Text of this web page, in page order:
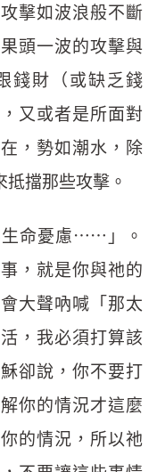
擊如波浪般不斷
頭一波的攻擊與
錢財（或缺乏錢
又或者是所面對
，勢如潮水，除
擋那些攻擊。
生命憂慮⋯⋯」。
，就是你與祂的
大聲吶喊「那太
，我必須打算該
卻說，你不要打
你的情況才這麼
的情況，所以祂